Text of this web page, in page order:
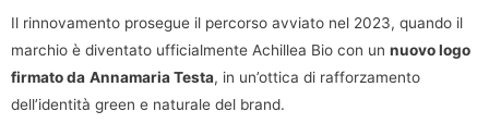
Il rinnovamento prosegue il percorso avviato nel 2023, quando il
marchio è diventato ufficialmente Achillea Bio con un nuovo logo
firmato da Annamaria Testa, in un’ottica di rafforzamento
dell’identità green e naturale del brand.